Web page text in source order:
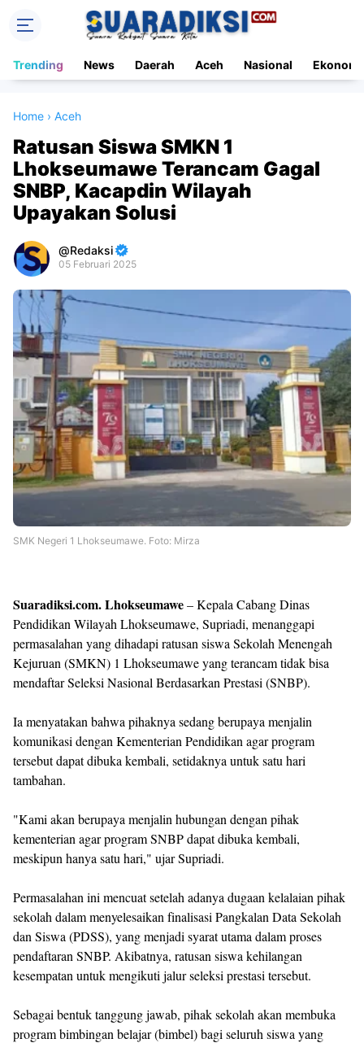
Trending News Daerah Aceh Nasional Ekonomi
Home › Aceh
Ratusan Siswa SMKN 1
Lhokseumawe Terancam Gagal
SNBP, Kacapdin Wilayah
Upayakan Solusi
Redaksi
05 Februari 2025
Premium
By
Raushan
Design
With
Shroff
Templates
SMK Negeri 1 Lhokseumawe. Foto: Mirza
Suaradiksi.com. Lhokseumawe– Kepala Cabang Dinas
Pendidikan Wilayah Lhokseumawe, Supriadi, menanggapi
permasalahan yang dihadapi ratusan siswa Sekolah Menengah
Kejuruan (SMKN) 1 Lhokseumawe yang terancam tidak bisa
mendaftar Seleksi Nasional Berdasarkan Prestasi (SNBP).
Ia menyatakan bahwa pihaknya sedang berupaya menjalin
komunikasi dengan Kementerian Pendidikan agar program
tersebut dapat dibuka kembali, setidaknya untuk satu hari
tambahan.
"Kami akan berupaya menjalin hubungan dengan pihak
kementerian agar program SNBP dapat dibuka kembali,
meskipun hanya satu hari," ujar Supriadi.
Permasalahan ini mencuat setelah adanya dugaan kelalaian pihak
sekolah dalam menyelesaikan finalisasi Pangkalan Data Sekolah
dan Siswa (PDSS), yang menjadi syarat utama dalam proses
pendaftaran SNBP. Akibatnya, ratusan siswa kehilangan
kesempatan untuk mengikuti jalur seleksi prestasi tersebut.
Sebagai bentuk tanggung jawab, pihak sekolah akan membuka
program bimbingan belajar (bimbel) bagi seluruh siswa yang